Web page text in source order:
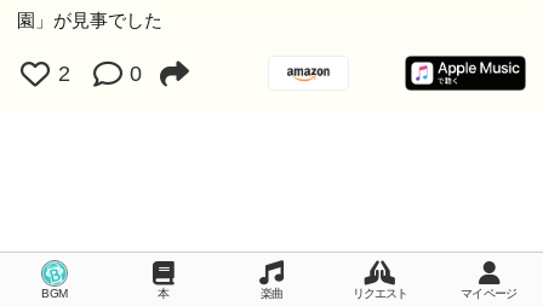
園」が見事でした
2 0
BGM 本 楽曲 リクエスト マイページ